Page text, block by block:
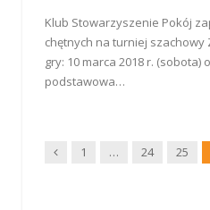
Klub Stowarzyszenie Pokój
chętnych na turniej szachowy
gry: 10 marca 2018 r. (sobota)
podstawowa…
Wstecz
1 … 24 25